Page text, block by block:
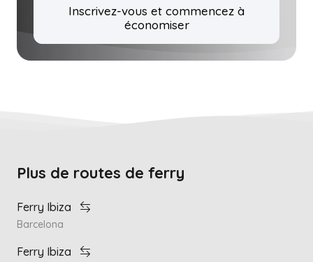
Inscrivez-vous et commencez à
économiser
Plus de routes de ferry
Ferry Ibiza
Barcelona
Ferry Ibiza